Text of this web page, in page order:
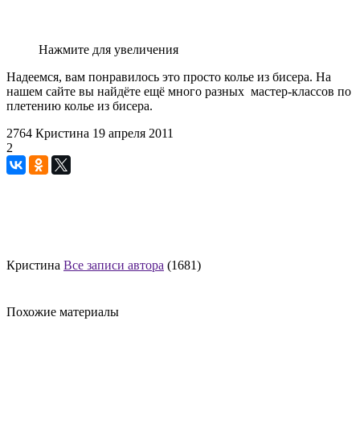
Нажмите для увеличения
Надеемся, вам понравилось это просто колье из бисера. На
нашем сайте вы найдёте ещё много разных мастер-классов по
плетению колье из бисера.
2764 Кристина 19 апреля 2011
2
Кристина Все записи автора (1681)
Похожие материалы